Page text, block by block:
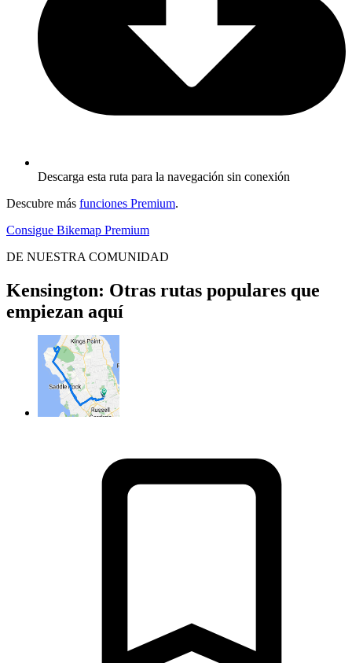
Descarga esta ruta para la navegación sin conexión
Descubre más funciones Premium.
Consigue Bikemap Premium
DE NUESTRA COMUNIDAD
Kensington: Otras rutas populares que
empiezan aquí